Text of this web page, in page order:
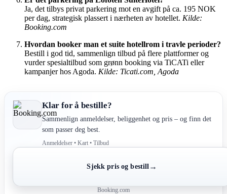
Ja, det tilbys privat parkering mot en avgift på ca. 195 NOK
per dag, strategisk plassert i nærheten av hotellet. Kilde:
Booking.com
Hvordan booker man et suite hotellrom i travle perioder?
Bestill i god tid, sammenlign tilbud på flere plattformer og
vurder spesialtilbud som grønn booking via TiCATi eller
kampanjer hos Agoda. Kilde: Ticati.com, Agoda
Klar for å bestille?
Sammenlign anmeldelser, beliggenhet og pris – og finn det
som passer deg best.
Anmeldelser • Kart • Tilbud
Sjekk pris og bestill →
Booking.com